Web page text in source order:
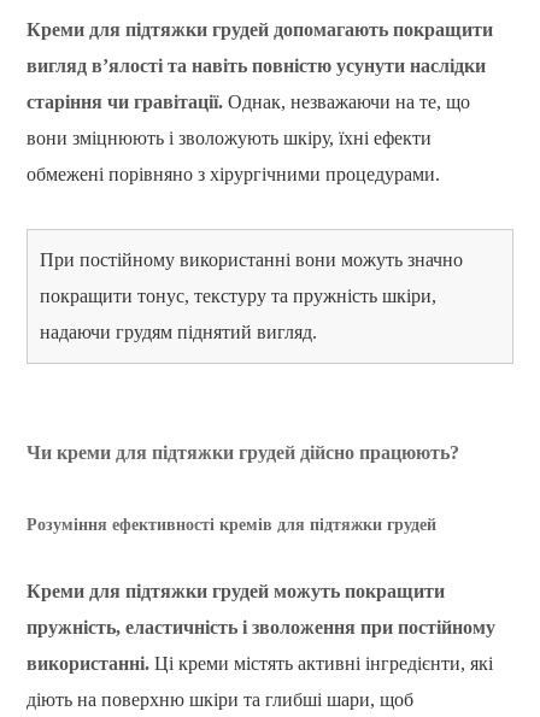
Креми для підтяжки грудей допомагають покращити
вигляд в’ялості та навіть повністю усунути наслідки
старіння чи гравітації. Однак, незважаючи на те, що
вони зміцнюють і зволожують шкіру, їхні ефекти
обмежені порівняно з хірургічними процедурами.
При постійному використанні вони можуть значно
покращити тонус, текстуру та пружність шкіри,
надаючи грудям піднятий вигляд.
Чи креми для підтяжки грудей дійсно працюють?
Розуміння ефективності кремів для підтяжки грудей
Креми для підтяжки грудей можуть покращити
пружність, еластичність і зволоження при постійному
використанні. Ці креми містять активні інгредієнти, які
діють на поверхню шкіри та глибші шари, щоб